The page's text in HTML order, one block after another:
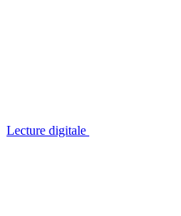
Lecture digitale